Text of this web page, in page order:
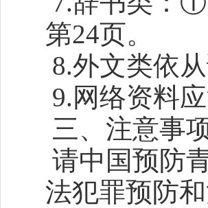
第24页。
8.外文类依
9.网络资料
三、注意事
请中国预防
法犯罪预防